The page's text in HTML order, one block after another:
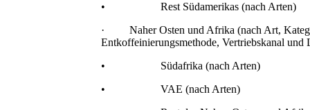
• Rest Südamerikas (nach Arten)
· Naher Osten und Afrika (nach Art,
Entkoffeinierungsmethode, Vertriebskanal und
• Südafrika (nach Arten)
• VAE (nach Arten)